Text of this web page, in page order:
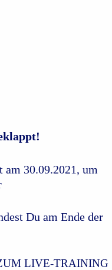
30.09.2021, um
Du am Ende der
LIVE-TRAINING